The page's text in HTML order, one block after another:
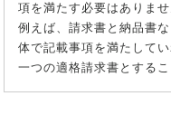
項を満たす必要はありませ
例えば、請求書と納品書
体で記載事項を満たして
一つの適格請求書とするこ